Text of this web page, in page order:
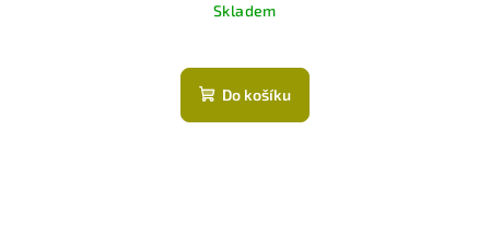
Skladem
Do košíku